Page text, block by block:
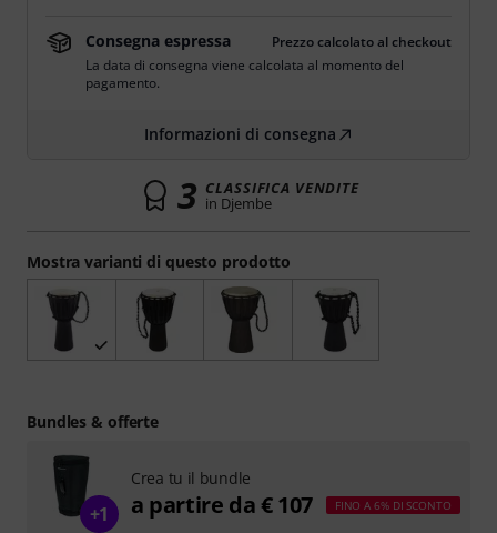
Mostra varianti di questo prodotto
Consegna espressa
Prezzo calcolato al checkout
La data di consegna viene calcolata al momento del
pagamento.
Informazioni di consegna
3 CLASSIFICA VENDITE
in Djembe
Bundles & offerte
+1
Crea tu il bundle
a partire da € 107 FINO A 6% DI SCONTO